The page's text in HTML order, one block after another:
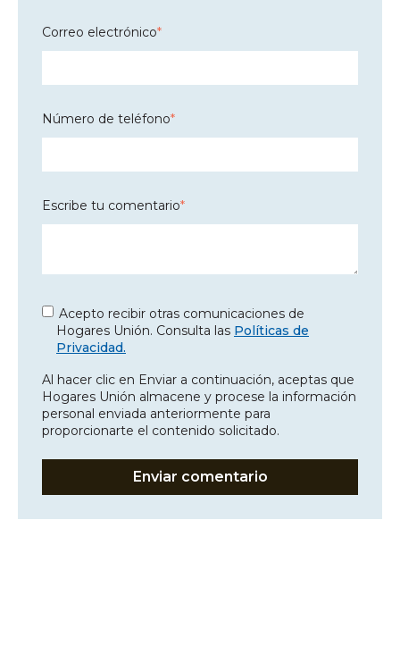
Correo electrónico*
Número de teléfono*
Escribe tu comentario*
Acepto recibir otras comunicaciones de
Hogares Unión. Consulta las Políticas de
Privacidad.
Al hacer clic en Enviar a continuación, aceptas que
Hogares Unión almacene y procese la información
personal enviada anteriormente para
proporcionarte el contenido solicitado.